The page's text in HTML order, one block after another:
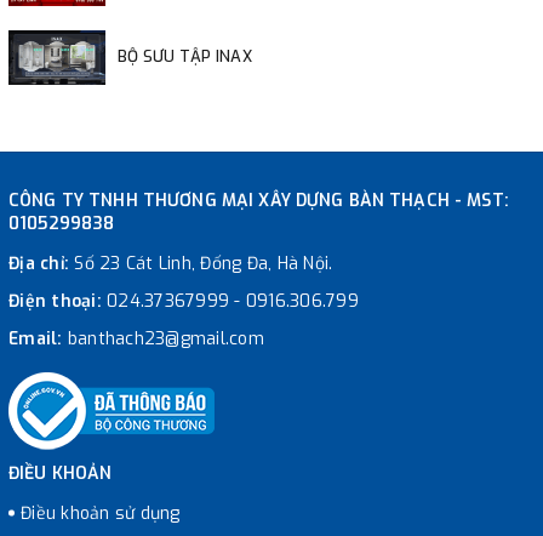
BỘ SƯU TẬP INAX
CÔNG TY TNHH THƯƠNG MẠI XÂY DỰNG BÀN THẠCH - MST:
0105299838
Địa chỉ:Số 23 Cát Linh, Đống Đa, Hà Nội.
Điện thoại: 024.37367999 - 0916.306.799
Email: banthach23@gmail.com
ĐIỀU KHOẢN
Điều khoản sử dụng